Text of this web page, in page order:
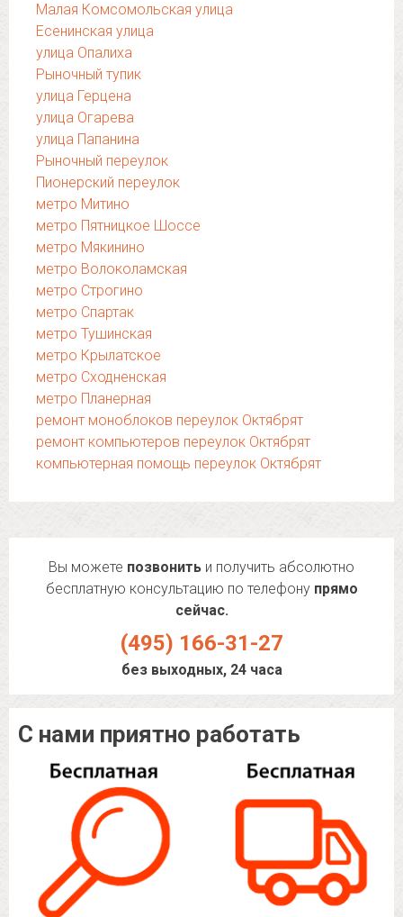
Малая Комсомольская улица
Есенинская улица
улица Опалиха
Рыночный тупик
улица Герцена
улица Огарева
улица Папанина
Рыночный переулок
Пионерский переулок
метро Митино
метро Пятницкое Шоссе
метро Мякинино
метро Волоколамская
метро Строгино
метро Спартак
метро Тушинская
метро Крылатское
метро Сходненская
метро Планерная
ремонт моноблоков переулок Октябрят
ремонт компьютеров переулок Октябрят
компьютерная помощь переулок Октябрят
Вы можете позвонить и получить абсолютно
бесплатную консультацию по телефону прямо
сейчас.
(495) 166-31-27
без выходных, 24 часа
С нами приятно работать